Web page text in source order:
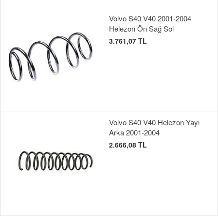
Volvo S40 V40 2001-2004
Helezon Ön Sağ Sol
3.761,07 TL
Volvo S40 V40 Helezon Yayı
Arka 2001-2004
2.666,08 TL